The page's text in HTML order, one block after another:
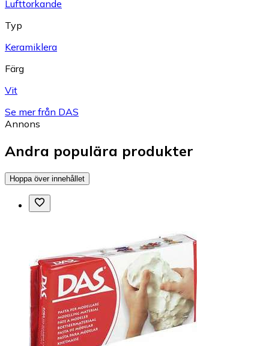
Lufttorkande
Typ
Keramiklera
Färg
Vit
Se mer från DAS
Annons
Andra populära produkter
Hoppa över innehållet